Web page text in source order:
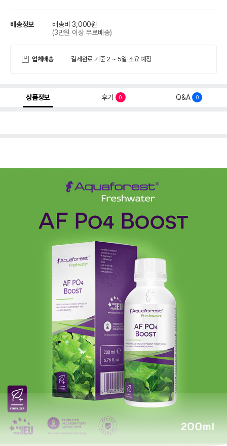
배송정보
배송비 3,000원
(3만원 이상 무료배송)
업체배송 결제완료 기준 2 ~ 5일 소요 예정
상품정보 후기 0 Q&A 0